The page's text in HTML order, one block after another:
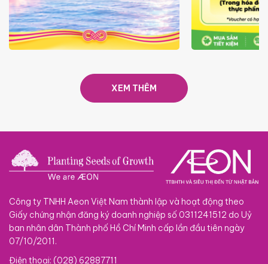
ĐÓN 3 TRIỆU THÀNH VIÊN -
GIÁ LUÔN
XEM THÊM
Công ty TNHH Aeon Việt Nam thành lập và hoạt động theo
Giấy chứng nhận đăng ký doanh nghiệp số 0311241512 do Uỷ
ban nhân dân Thành phố Hồ Chí Minh cấp lần đầu tiên ngày
07/10/2011.
Điện thoại: (028) 62887711